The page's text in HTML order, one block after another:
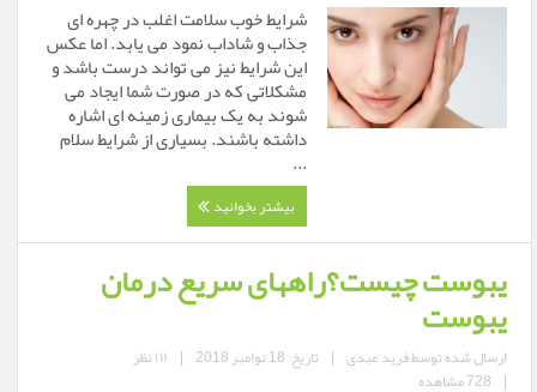
شرایط خوب سلامت اغلب در چهره ای
جذاب و شاداب نمود می یابد. اما عکس
این شرایط نیز می تواند درست باشد و
مشکلاتی که در صورت شما ایجاد می
شوند به یک بیماری زمینه ای اشاره
داشته باشند. بسیاری از شرایط سلام
...
بیشتر بخوانید
یبوست چیست؟راههای سریع درمان
یبوست
ارسال شده توسطفرید عبدی | تاریخ: 18 نوامبر 2018 | (۱) نظر
| 728 مشاهده